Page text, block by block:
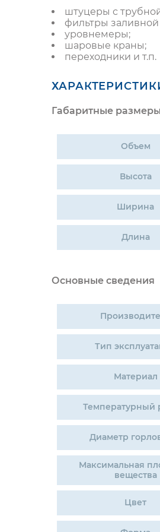
штуцеры с
фильтры
уровнемеры;
шаровые краны;
переходники и т.п.
Габаритные размеры
Объем
Высота
Ширина
Длина
Основные сведения
Тип
Материал
Температурный
Диаметр
Максимальная
вещества
Цвет